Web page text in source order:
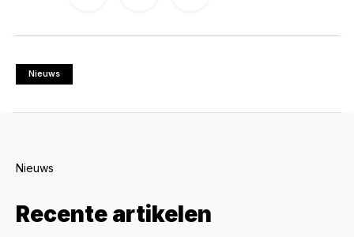
Nieuws
Nieuws
Recente artikelen